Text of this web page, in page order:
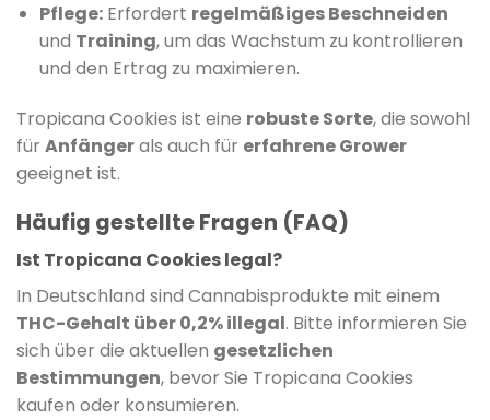
Pflege: Erfordert regelmäßiges Beschneiden
und Training, um das Wachstum zu kontrollieren
und den Ertrag zu maximieren.
Tropicana Cookies ist eine robuste Sorte, die sowohl
für Anfängerals auch für erfahrene Grower
geeignet ist.
Häufig gestellte Fragen (FAQ)
Ist Tropicana Cookies legal?
In Deutschland sind Cannabisprodukte mit einem
THC-Gehalt über 0,2% illegal. Bitte informieren Sie
sich über die aktuellen gesetzlichen
Bestimmungen, bevor Sie Tropicana Cookies
kaufen oder konsumieren.